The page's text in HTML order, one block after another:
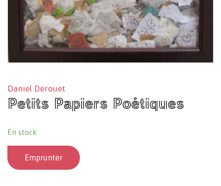
Daniel Derouet
Petits Papiers Poétiques
En stock
Emprunter